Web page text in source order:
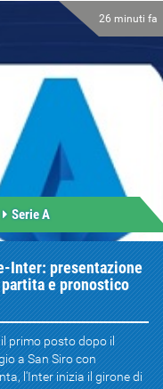
26 minuti fa
Serie A
Inter: presentazione
e pronostico
primo posto dopo il
a San Siro con
l'Inter inizia il girone di